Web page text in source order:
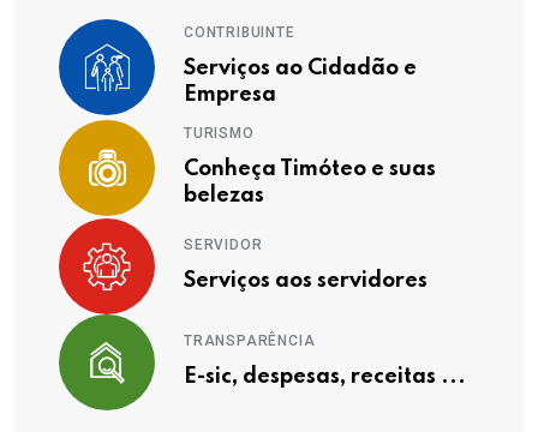
CONTRIBUINTE
Serviços ao Cidadão e
Empresa
TURISMO
Conheça Timóteo e suas
belezas
SERVIDOR
Serviços aos servidores
TRANSPARÊNCIA
E-sic, despesas, receitas ...